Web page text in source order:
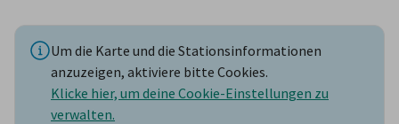
Um die Karte und die Stationsinformationen
anzuzeigen, aktiviere bitte Cookies.
Klicke hier, um deine Cookie-Einstellungen zu
verwalten.